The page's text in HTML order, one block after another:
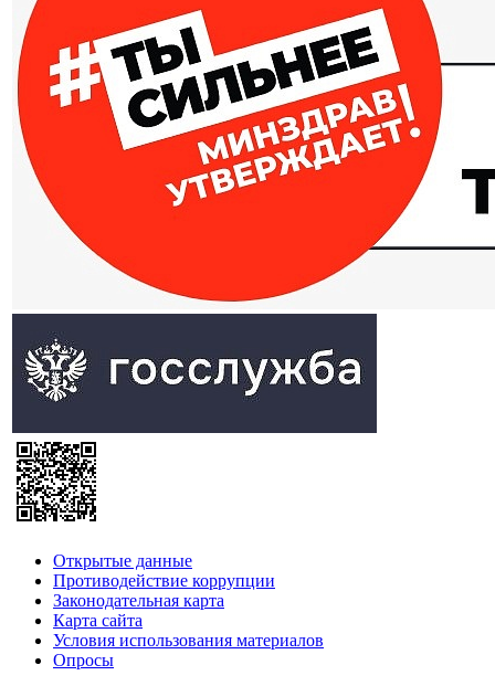
Открытые данные
Противодействие коррупции
Законодательная карта
Карта сайта
Условия использования материалов
Опросы